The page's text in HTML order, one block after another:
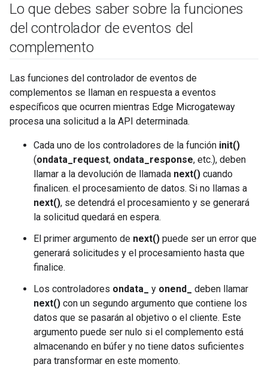
Lo que debes saber sobre la funciones
del controlador de eventos del
complemento
Las funciones del controlador de eventos de
complementos se llaman en respuesta a eventos
específicos que ocurren mientras Edge Microgateway
procesa una solicitud a la API determinada.
Cada uno de los controladores de la función init()
(ondata_request, ondata_response, etc.), deben
llamar a la devolución de llamada next() cuando
finalicen. el procesamiento de datos. Si no llamas a
next(), se detendrá el procesamiento y se generará
la solicitud quedará en espera.
El primer argumento de next() puede ser un error que
generará solicitudes y el procesamiento hasta que
finalice.
Los controladores ondata_ y onend_
deben llamar
next() con un segundo argumento que contiene los
datos que se pasarán al objetivo o el cliente. Este
argumento puede ser nulo si el complemento está
almacenando en búfer y no tiene datos suficientes
para transformar en este momento.